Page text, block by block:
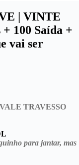
| VINTE
100 Saída +
vai ser
VALE TRAVESSO
para jantar, mas